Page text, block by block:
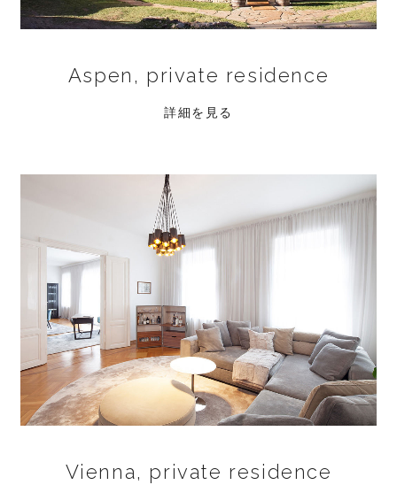
Aspen, private residence
詳細を見る
Vienna, private residence